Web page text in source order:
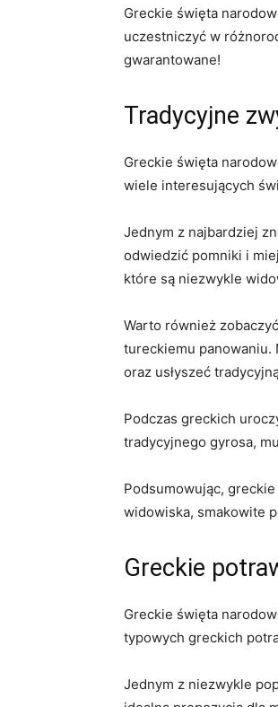
Greckie święta
uczestniczyć w​
gwarantowane!
Tradycyjne
Greckie święta
wiele interesujących
Jednym z najbardziej
odwiedzić pomniki ⁤i
‍które są​ niezwykle
Warto również
tureckiemu panowaniu.
oraz usłyszeć
Podczas greckich
tradycyjnego gyrosa,
Podsumowując,
widowiska,‍ smakowite
Greckie
Greckie ‌święta
typowych greckich
Jednym z niezwykle